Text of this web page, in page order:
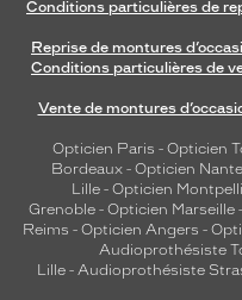
Conditions particulières de
Reprise de montures
Conditions particulières de
Vente de montures
Opticien Paris - Opticien
Bordeaux- Opticien
Lille - Opticien
Grenoble - Opticien Marseille -
Reims - Opticien Angers -
Audioprothésiste
Lille- Audioprothésiste